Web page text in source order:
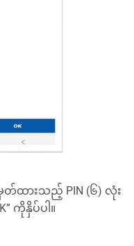
တ်ထားသည့် PIN (၆) လုံး
ကိုနှိပ်ပါ။